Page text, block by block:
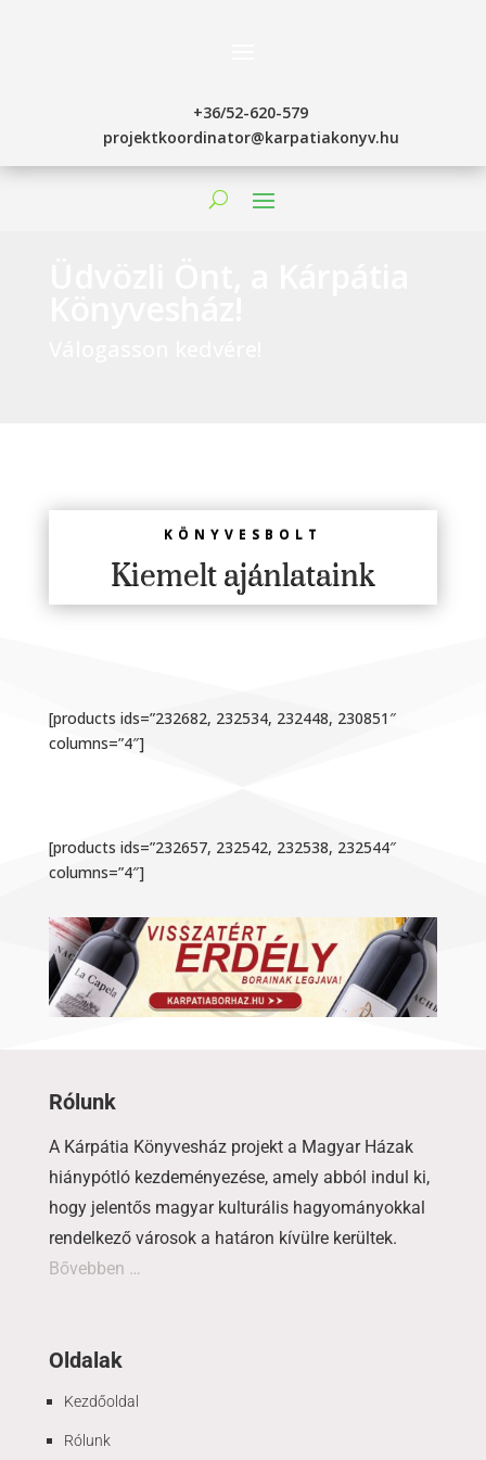
+36/52-620-579
projektkoordinator@karpatiakonyv.hu
KÖNYVESBOLT
Kiemelt ajánlataink
[products ids=”232682, 232534, 232448, 230851″
columns=”4″]
[products ids=”232657, 232542, 232538, 232544″
columns=”4″]
Rólunk
A Kárpátia Könyvesház projekt a Magyar Házak
hiánypótló kezdeményezése, amely abból indul ki,
hogy jelentős magyar kulturális hagyományokkal
rendelkező városok a határon kívülre kerültek.
Bővebben …
Oldalak
Kezdőoldal
Rólunk